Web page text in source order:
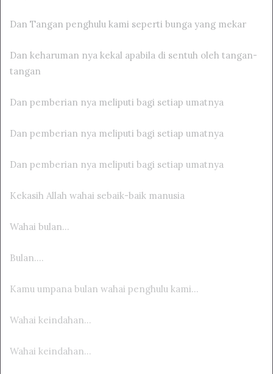
Dan Tangan penghulu kami seperti bunga yang mekar
Dan keharuman nya kekal apabila di sentuh oleh tangan-
tangan
Dan pemberian nya meliputi bagi setiap umatnya
Dan pemberian nya meliputi bagi setiap umatnya
Dan pemberian nya meliputi bagi setiap umatnya
Kekasih Allah wahai sebaik-baik manusia
Wahai bulan…
Bulan….
Kamu umpana bulan wahai penghulu kami…
Wahai keindahan…
Wahai keindahan…